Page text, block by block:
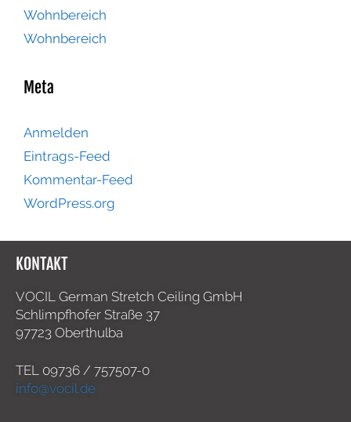
Wohnbereich
Wohnbereich
Meta
Anmelden
Eintrags-Feed
Kommentar-Feed
WordPress.org
KONTAKT
VOCIL German Stretch Ceiling GmbH
Schlimpfhofer Straße 37
97723 Oberthulba
TEL 09736 / 757507-0
info@vocil.de